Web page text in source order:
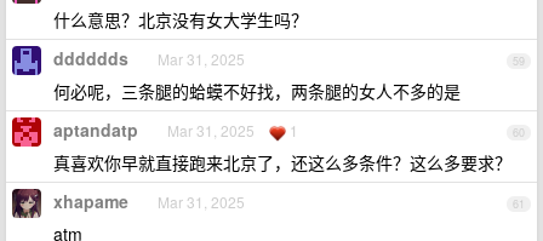
什么意思？北京没有女大学生吗？
59
dddddds Mar 31, 2025
何必呢，三条腿的蛤蟆不好找，两条腿的女人不多的是
60
aptandatp Mar 31, 2025 1
真喜欢你早就直接跑来北京了，还这么多条件？这么多要求？
61
xhapame Mar 31, 2025
atm